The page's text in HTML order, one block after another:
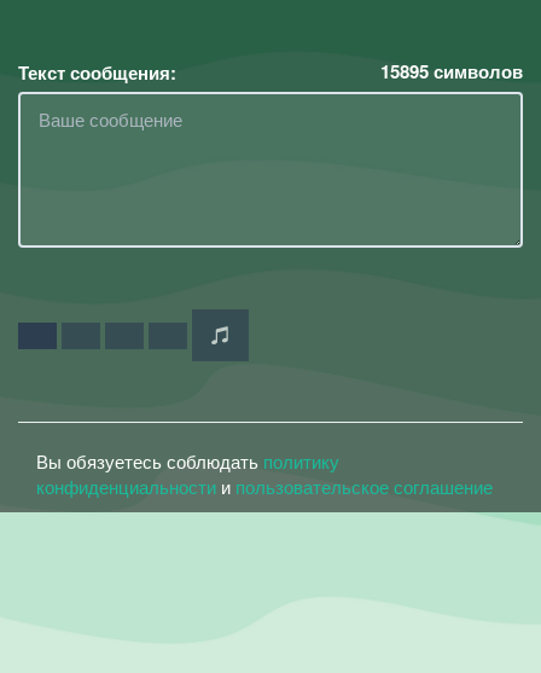
Текст сообщения: 15895символов
Вы обязуетесь соблюдать политику
конфиденциальности и пользовательское соглашение